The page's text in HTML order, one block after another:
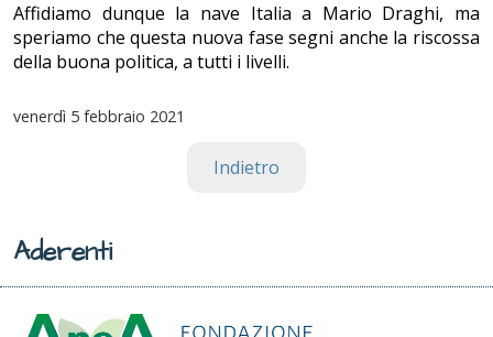
Affidiamo dunque la nave Italia a Mario Draghi, ma
speriamo che questa nuova fase segni anche la riscossa
della buona politica, a tutti i livelli.
venerdì 5 febbraio 2021
Indietro
Aderenti